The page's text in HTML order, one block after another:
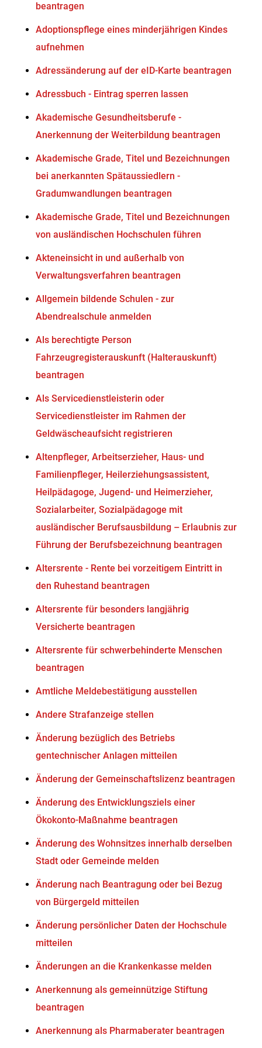
beantragen
Adoptionspflege eines minderjährigen Kindes
aufnehmen
Adressänderung auf der eID-Karte beantragen
Adressbuch - Eintrag sperren lassen
Akademische Gesundheitsberufe -
Anerkennung der Weiterbildung beantragen
Akademische Grade, Titel und Bezeichnungen
bei anerkannten Spätaussiedlern -
Gradumwandlungen beantragen
Akademische Grade, Titel und Bezeichnungen
von ausländischen Hochschulen führen
Akteneinsicht in und außerhalb von
Verwaltungsverfahren beantragen
Allgemein bildende Schulen - zur
Abendrealschule anmelden
Als berechtigte Person
Fahrzeugregisterauskunft (Halterauskunft)
beantragen
Als Servicedienstleisterin oder
Servicedienstleister im Rahmen der
Geldwäscheaufsicht registrieren
Altenpfleger, Arbeitserzieher, Haus- und
Familienpfleger, Heilerziehungsassistent,
Heilpädagoge, Jugend- und Heimerzieher,
Sozialarbeiter, Sozialpädagoge mit
ausländischer Berufsausbildung – Erlaubnis zur
Führung der Berufsbezeichnung beantragen
Altersrente - Rente bei vorzeitigem Eintritt in
den Ruhestand beantragen
Altersrente für besonders langjährig
Versicherte beantragen
Altersrente für schwerbehinderte Menschen
beantragen
Amtliche Meldebestätigung ausstellen
Andere Strafanzeige stellen
Änderung bezüglich des Betriebs
gentechnischer Anlagen mitteilen
Änderung der Gemeinschaftslizenz beantragen
Änderung des Entwicklungsziels einer
Ökokonto-Maßnahme beantragen
Änderung des Wohnsitzes innerhalb derselben
Stadt oder Gemeinde melden
Änderung nach Beantragung oder bei Bezug
von Bürgergeld mitteilen
Änderung persönlicher Daten der Hochschule
mitteilen
Änderungen an die Krankenkasse melden
Anerkennung als gemeinnützige Stiftung
beantragen
Anerkennung als Pharmaberater beantragen